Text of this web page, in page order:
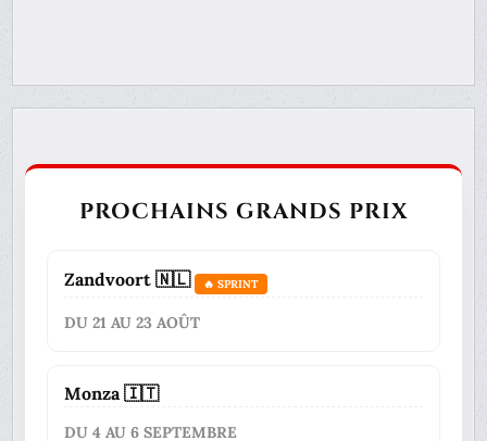
PROCHAINS GRANDS PRIX
Zandvoort 🇳🇱 🔥 SPRINT
DU 21 AU 23 AOÛT
Monza 🇮🇹
DU 4 AU 6 SEPTEMBRE